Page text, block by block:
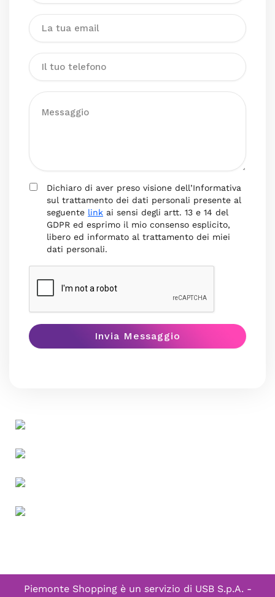
Dichiaro di aver preso visione dell’Informativa
sul trattamento dei dati personali presente al
seguente link ai sensi degli artt. 13 e 14 del
GDPR ed esprimo il mio consenso esplicito,
libero ed informato al trattamento dei miei
dati personali.
Piemonte Shopping è un servizio di USB S.p.A. -